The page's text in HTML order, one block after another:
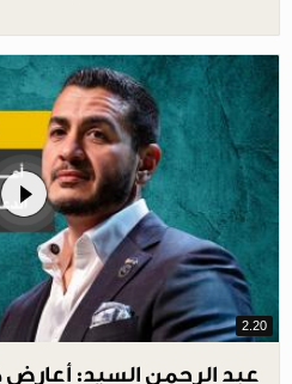
2.20
عبد الرحمن السيد: